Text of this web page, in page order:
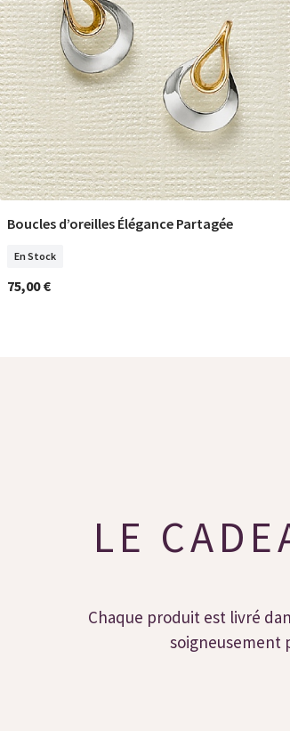
COMMANDER
Boucles d’oreilles Élégance Partagée
En Stock
75,00 €
LE
Chaque produit est livré
soigneusement